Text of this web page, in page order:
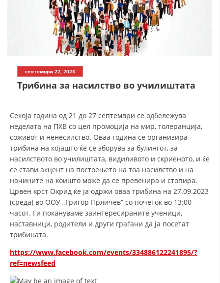
ИСТОРИЈАТ НА ЦКРМ
ИСТОРИЈАТ НА ДВИЖЕЊЕТО
СТРУКТУРА НА ОРГАНИЗАЦИЈАТА
КОНТАКТ ИНФОРМАЦИИ
ЗАКОН ЗА ЦКРМ
СТАТУТ НА ЦКРМ
ОРГАНИЗАЦИЈА И РАЗВОЈ
септември 22, 2023
Трибина за насилство во училиштата
Секоја година од 21 до 27 септември се одбележува
неделата на ПХВ со цел промоција на мир, толеранција,
соживот и ненесилство. Оваа година се организира
трибина на којашто ќе се зборува за булингот, за
насилството во училиштата, видиливото и скриеното, и ќе
се стави акцент на постоењето на тоа насилство и на
начините на коишто може да се превенира и стопира.
Црвен крст Охрид ќе ја одржи оваа трибина на 27.09.2023
(среда) во ООУ „Григор Прличев“ со почеток во 13:00
часот. Ги покануваме заинтересираните ученици,
наставници, родители и други граѓани да ја посетат
трибината.
https://www.facebook.com/events/334886122241895/?
ref=newsfeed